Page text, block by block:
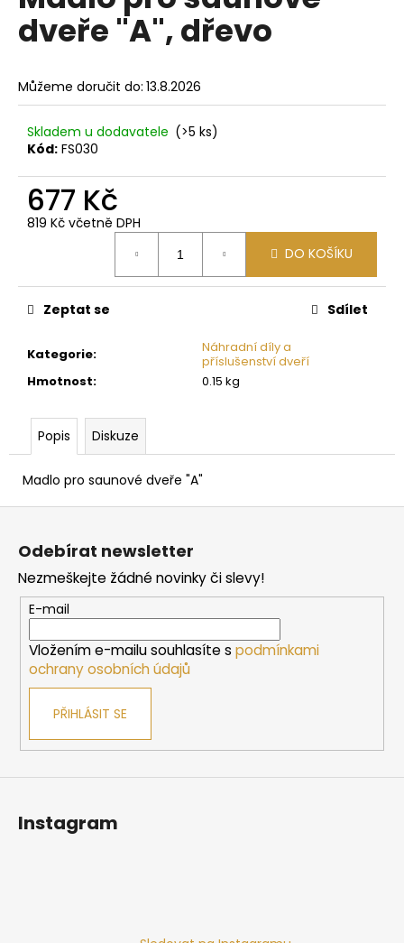
0,0
z
dveře "A", dřevo
Můžeme doručit do: 13.8.2026
Skladem u dodavatele (>5 ks)
Kód: FS030
677 Kč
819 Kč včetně DPH
DO KOŠÍKU
Kategorie:
Náhradní díly a
příslušenství dveří
Hmotnost: 0.15 kg
Zeptat se Sdílet
Popis Diskuze
Madlo pro saunové dveře "A"
a
j
t
D
o
o
u
m
e
SAUNOVÁ
KAMNA
NA
DŘEVO
HARVIA
M3
SL
16
212
Z
Odebírat newsletter
Nezmeškejte žádné novinky či slevy!
E-mail
Vložením e-mailu souhlasíte s podmínkami
ochrany osobních údajů
PŘIHLÁSIT SE
Instagram